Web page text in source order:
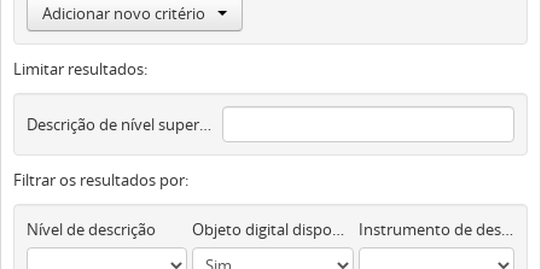
Adicionar novo critério
Limitar resultados:
Descrição de nível superior
Filtrar os resultados por:
Nível de descrição Objeto digital disponível Instrumento de descrição documental